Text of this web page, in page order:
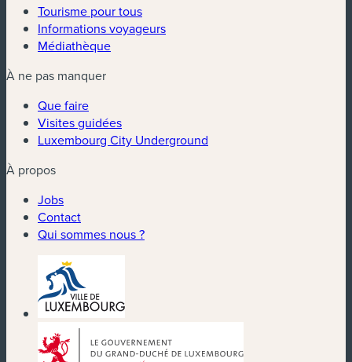
Tourisme pour tous
Informations voyageurs
Médiathèque
À ne pas manquer
Que faire
Visites guidées
Luxembourg City Underground
À propos
Jobs
Contact
Qui sommes nous ?